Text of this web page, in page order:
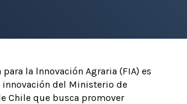
para la lnnovación Agraria (FIA) es
innovación del Ministerio de
Chile que busca promover